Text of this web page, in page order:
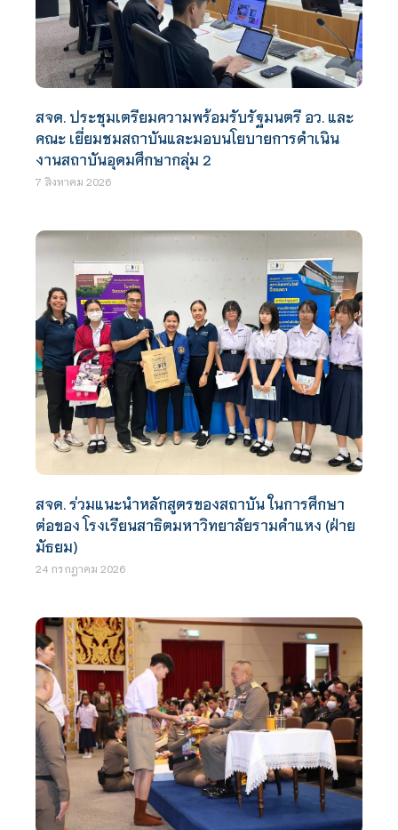
สจด. ประชุมเตรียมความพร้อมรับรัฐมนตรี อว. และ
คณะ เยี่ยมชมสถาบันและมอบนโยบายการดำเนิน
งานสถาบันอุดมศึกษากลุ่ม 2
7 สิงหาคม 2026
สจด. ร่วมแนะนำหลักสูตรของสถาบัน ในการศึกษา
ต่อของ โรงเรียนสาธิตมหาวิทยาลัยรามคำแหง (ฝ่าย
มัธยม)
24 กรกฎาคม 2026